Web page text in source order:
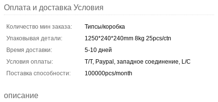
Оплата и доставка Условия
Количество мин заказа:
Типсы/коробка
Упаковывая детали:
1250*240*240mm 8kg 25pcs/ctn
Время доставки:
5-10 дней
Условия оплаты:
T/T, Paypal, западное соединение, L/C
Поставка способности:
100000pcs/month
описание